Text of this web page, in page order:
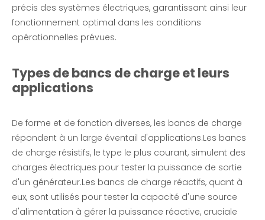
Bancs de charge résistifs et inductifs AC|EMAX
enquête
Charge factice résistante aux intempéries de 1 800 kW pour les tests de générateurs
précis des systèmes électriques, garantissant ainsi leur
fonctionnement optimal dans les conditions
opérationnelles prévues.
Types de bancs de charge et leurs
applications
De forme et de fonction diverses, les bancs de charge
répondent à un large éventail d'applications.Les bancs
de charge résistifs, le type le plus courant, simulent des
charges électriques pour tester la puissance de sortie
d'un générateur.Les bancs de charge réactifs, quant à
eux, sont utilisés pour tester la capacité d'une source
d'alimentation à gérer la puissance réactive, cruciale